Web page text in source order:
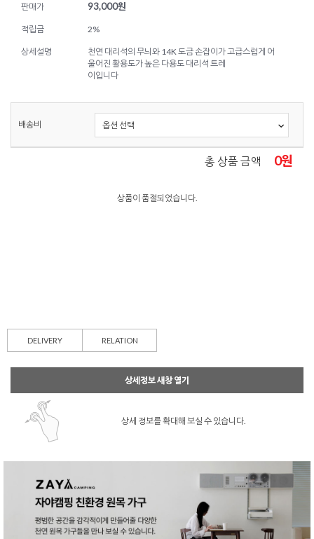
판매가 93,000원
적립금 2%
상세설명
천연 대리석의 무늬와 14K 도금 손잡이가 고급스럽게 어
울어진 활용도가 높은 다용도 대리석 트레
이입니다
배송비
총 상품 금액 0원
상품이 품절되었습니다.
DELIVERY RELATION
상세정보 새창 열기
상세 정보를 확대해 보실 수 있습니다.